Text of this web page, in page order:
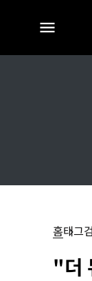
전체
홈태그
"더